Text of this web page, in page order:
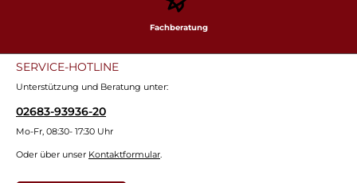
Fachberatung
SERVICE-HOTLINE
Unterstützung und Beratung unter:
02683-93936-20
Mo-Fr, 08:30- 17:30 Uhr
Oder über unser Kontaktformular.